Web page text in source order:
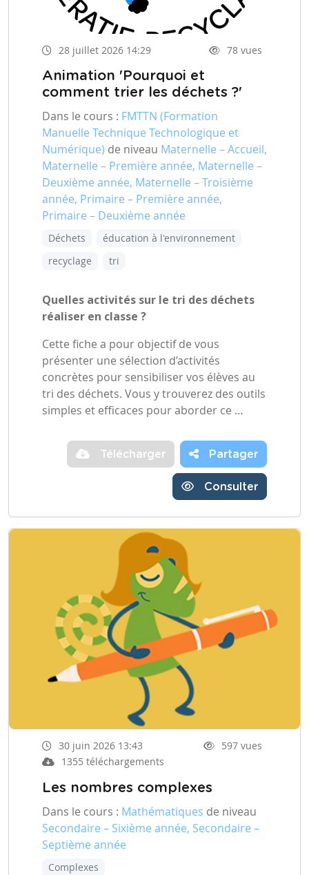
28 juillet 2026 14:29 78 vues
Animation 'Pourquoi et
comment trier les déchets ?'
Dans le cours : FMTTN (Formation
Manuelle Technique Technologique et
Numérique) de niveau Maternelle – Accueil,
Maternelle – Première année, Maternelle –
Deuxième année, Maternelle – Troisième
année, Primaire – Première année,
Primaire – Deuxième année
Déchets
éducation à l'environnement
recyclage
tri
Quelles activités sur le tri des déchets
réaliser en classe ?
Cette fiche a pour objectif de vous
présenter une sélection d’activités
concrètes pour sensibiliser vos élèves au
tri des déchets. Vous y trouverez des outils
simples et efficaces pour aborder ce …
Télécharger Partager
Consulter
30 juin 2026 13:43
597 vues
1355 téléchargements
Les nombres complexes
Dans le cours : Mathématiques de niveau
Secondaire – Sixième année, Secondaire –
Septième année
Complexes